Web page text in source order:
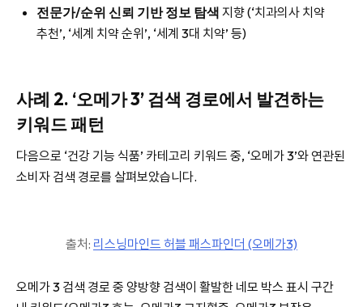
전문가/순위 신뢰 기반 정보 탐색 지향 (‘치과의사 치약
추천’, ‘세계 치약 순위’, ‘세계 3대 치약’ 등)
사례 2. ‘오메가 3’ 검색 경로에서 발견하는
키워드 패턴
다음으로 ‘건강 기능 식품’ 카테고리 키워드 중, ‘오메가 3’와 연관된
소비자 검색 경로를 살펴보았습니다.
출처: 리스닝마인드 허블 패스파인더 (오메가3)
오메가 3 검색 경로 중 양방향 검색이 활발한 네모 박스 표시 구간